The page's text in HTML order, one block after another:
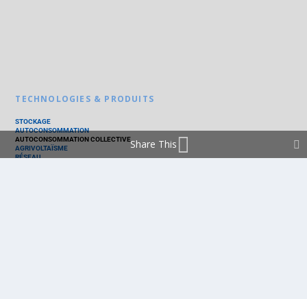
TECHNOLOGIES & PRODUITS
STOCKAGE
AUTOCONSOMMATION
AUTOCONSOMMATION COLLECTIVE
AGRIVOLTAÏSME
RÉSEAU
Share This